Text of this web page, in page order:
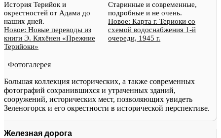
История Терийок и
окрестностей от Адама до
наших дней.
Новое: Новые переводы из
книги Э. Кяхёнен «Прежние
Терийоки»
Старинные и современные,
подробные и не очень.
Новое: Карта г. Териоки со
схемой водоснабжения 1-й
очереди, 1945 г.
Фотогалерея
Большая коллекция исторических, а также современных
фотографий сохранившихся и утраченных зданий,
сооружений, исторических мест, позволяющих увидеть
Зеленогорск и его окрестности в исторической перспективе.
Железная дорога